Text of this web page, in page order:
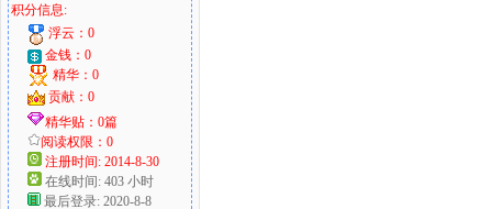
积分信息:
浮云：0
金钱：0
精华：0
贡献：0
精华贴：0篇
阅读权限：0
注册时间: 2014-8-30
在线时间: 403 小时
最后登录: 2020-8-8